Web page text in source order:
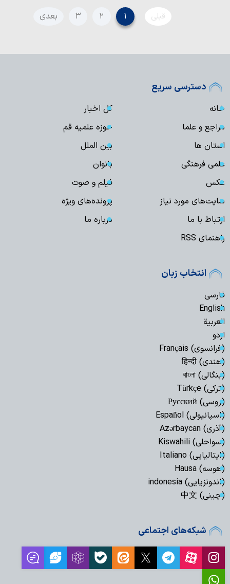
قبلی ۱ ۲ ۳ بعدی
دسترسی سریع
خانه
کل اخبار
مراجع و علما
حوزه علمیه قم
استان ها
بین الملل
علمی فرهنگی
بانوان
عکس
فیلم و صوت
سایت‌های مورد نیاز
پرونده‌های ویژه
ارتباط با ما
درباره ما
راهنمای RSS
انتخاب زبان
فارسی
English
العربیة
اردو
(فرانسوی) Français
(هندی) हिन्दी
(بنگالی) বাংলা
(ترکی) Türkçe
(روسی) Русский
(اسپانیولی) Español
(آذری) Azərbaycan
(سواحلی) Kiswahili
(ایتالیایی) Italiano
(هوسه) Hausa
(اندونزیایی) indonesia
(چینی) 中文
شبکه‌های اجتماعی